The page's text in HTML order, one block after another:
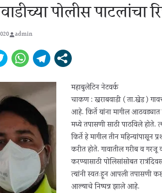
पोलीस पाटलांचा
admin
महाबुलेटिन नेटवर्क
चाकण : खराबवाडी ( ता.खेड ) गावचे
आहे. किर्ते यांना मागील
मध्ये तपासणी साठी पाठविले
किर्ते हे मागील तीन महिन्यांपासून
करीत होते. गावातील गरीब व गरजू
करण्यासाठी पोलिसांसोबत
त्यांनी स्वतःहून आपली तपासणी
आल्याचे निष्पन्न झाले आहे.